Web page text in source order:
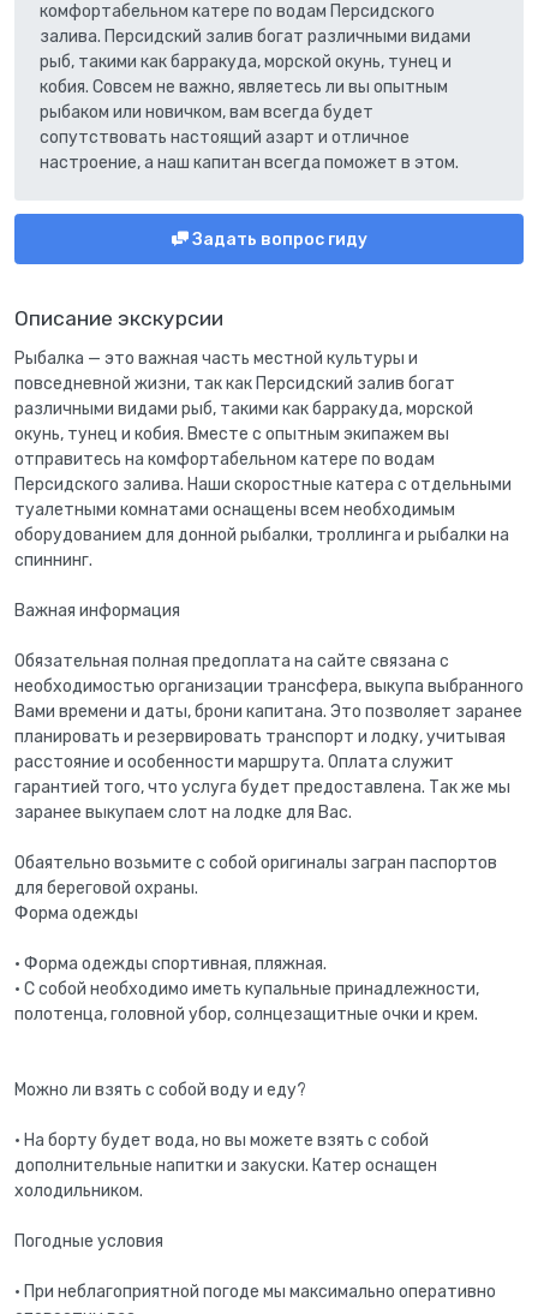
Описание экскурсии
Рыбалка — это важная часть местной культуры и
повседневной жизни, так как Персидский залив богат
различными видами рыб, такими как барракуда, морской
окунь, тунец и кобия. Вместе с опытным экипажем вы
отправитесь на комфортабельном катере по водам
Персидского залива. Наши скоростные катера с отдельными
туалетными комнатами оснащены всем необходимым
оборудованием для донной рыбалки, троллинга и рыбалки на
спиннинг.
Важная информация
Обязательная полная предоплата на сайте связана с
необходимостью организации трансфера, выкупа выбранного
Вами времени и даты, брони капитана. Это позволяет заранее
планировать и резервировать транспорт и лодку, учитывая
расстояние и особенности маршрута. Оплата служит
гарантией того, что услуга будет предоставлена. Так же мы
заранее выкупаем слот на лодке для Вас.
Обаятельно возьмите с собой оригиналы загран паспортов
для береговой охраны.
Форма одежды
• Форма одежды спортивная, пляжная.
• С собой необходимо иметь купальные принадлежности,
полотенца, головной убор, солнцезащитные очки и крем.
Можно ли взять с собой воду и еду?
• На борту будет вода, но вы можете взять с собой
дополнительные напитки и закуски. Катер оснащен
холодильником.
Погодные условия
• При неблагоприятной погоде мы максимально оперативно
комфортабельном катере по водам Персидского
залива. Персидский залив богат различными видами
рыб, такими как барракуда, морской окунь, тунец и
кобия. Совсем не важно, являетесь ли вы опытным
рыбаком или новичком, вам всегда будет
сопутствовать настоящий азарт и отличное
настроение, а наш капитан всегда поможет в этом.
Задать вопрос гиду